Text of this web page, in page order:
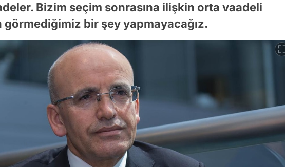
Bizim seçim sonrasına ilişkin orta vaadeli
görmediğimiz bir şey yapmayacağız.